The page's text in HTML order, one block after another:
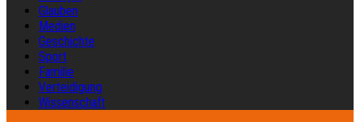
Glauben
Medien
Geschichte
Sport
Familie
Verteidigung
Wissenschaft